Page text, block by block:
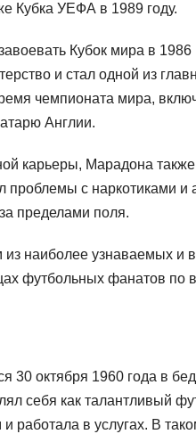
Кубка УЕФА в 1989 году.
Кубок мира в
и стал одной из
чемпионата мира,
Англии.
карьеры, Марадона также
с наркотиками и
пределами поля.
наиболее узнаваемых и
футбольных фанатов по
30 октября 1960 года в
себя как талантливый
работала в услугах. В